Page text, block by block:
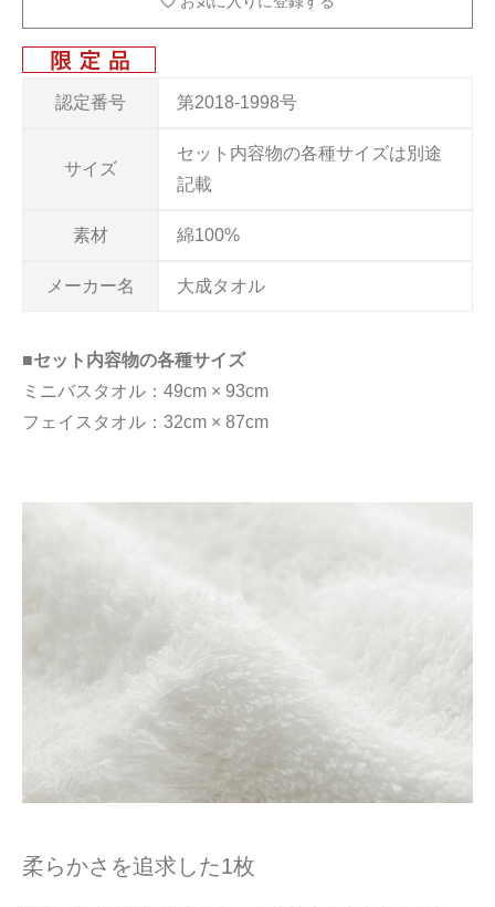
認定番号 第2018-1998号
サイズ
セット内容物の各種サイズは別途
記載
素材 綿100%
メーカー名 大成タオル
■セット内容物の各種サイズ
ミニバスタオル：49cm × 93cm
フェイスタオル：32cm × 87cm
柔らかさを追求した1枚